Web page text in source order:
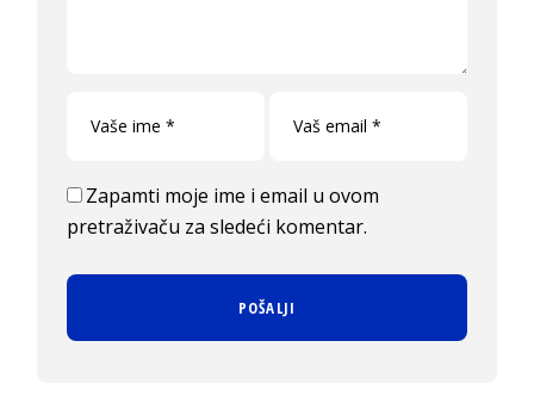
Zapamti moje ime i email u ovom
pretraživaču za sledeći komentar.